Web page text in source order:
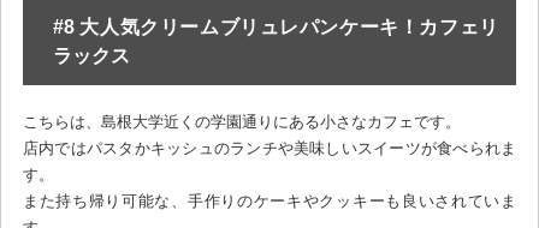
#8 大人気クリームブリュレパンケーキ！カフェリ
ラックス
こちらは、島根大学近くの学園通りにある小さなカフェです。
店内ではパスタかキッシュのランチや美味しいスイーツが食べられま
す。
また持ち帰り可能な、手作りのケーキやクッキーも良いされていま